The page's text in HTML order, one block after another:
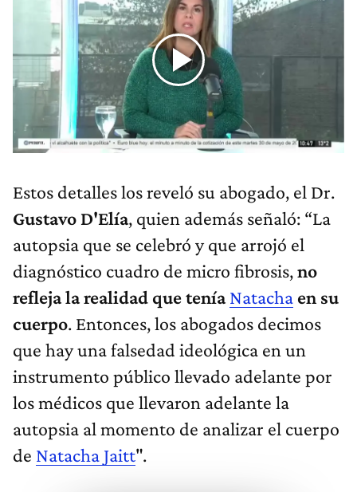
Estos detalles los reveló su abogado, el Dr.
Gustavo D'Elía, quien además señaló: “La
autopsia que se celebró y que arrojó el
diagnóstico cuadro de micro fibrosis,no
refleja la realidad que teníaNatacha en su
cuerpo. Entonces, los abogados decimos
que hay una falsedad ideológica en un
instrumento público llevado adelante por
los médicos que llevaron adelante la
autopsia al momento de analizar el cuerpo
de Natacha Jaitt".